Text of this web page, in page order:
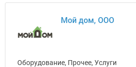
Мой дом, ООО
Оборудование, Прочее, Услуги